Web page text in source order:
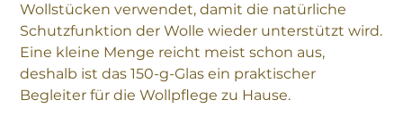
Wollstücken verwendet, damit die natürliche
Schutzfunktion der Wolle wieder unterstützt wird.
Eine kleine Menge reicht meist schon aus,
deshalb ist das 150-g-Glas ein praktischer
Begleiter für die Wollpflege zu Hause.